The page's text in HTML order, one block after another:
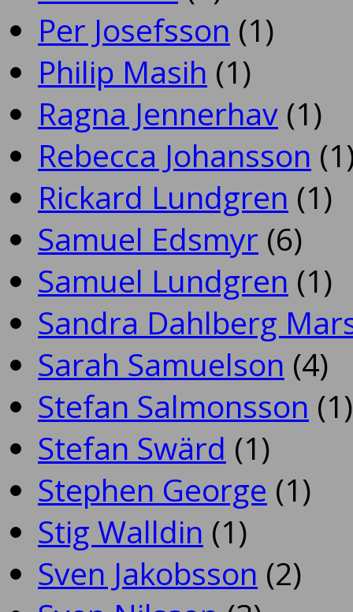
Per Josefsson (1)
Philip Masih (1)
Ragna Jennerhav (1)
Rebecca Johansson
Rickard Lundgren (1)
Samuel Edsmyr (6)
Samuel Lundgren (1)
Sandra Dahlberg
Sarah Samuelson (4)
Stefan Salmonsson (1)
Stefan Swärd (1)
Stephen George (1)
Stig Walldin (1)
Sven Jakobsson (2)